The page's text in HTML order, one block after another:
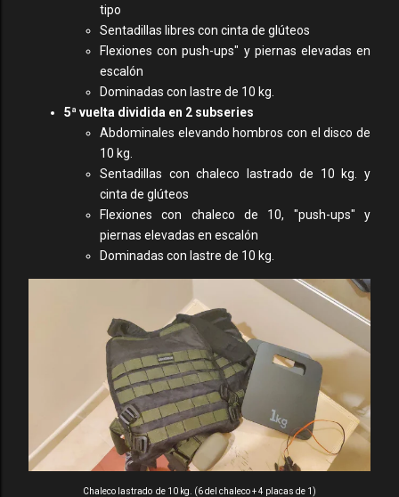
tipo
Sentadillas libres con cinta de glúteos
Flexiones con push-ups" y piernas elevadas en
escalón
Dominadas con lastre de 10 kg.
5ª vuelta dividida en 2 subseries
Abdominales elevando hombros con el disco de
10 kg.
Sentadillas con chaleco lastrado de 10 kg. y
cinta de glúteos
Flexiones con chaleco de 10, "push-ups" y
piernas elevadas en escalón
Dominadas con lastre de 10 kg.
Chaleco lastrado de 10 kg. (6 del chaleco + 4 placas de 1)